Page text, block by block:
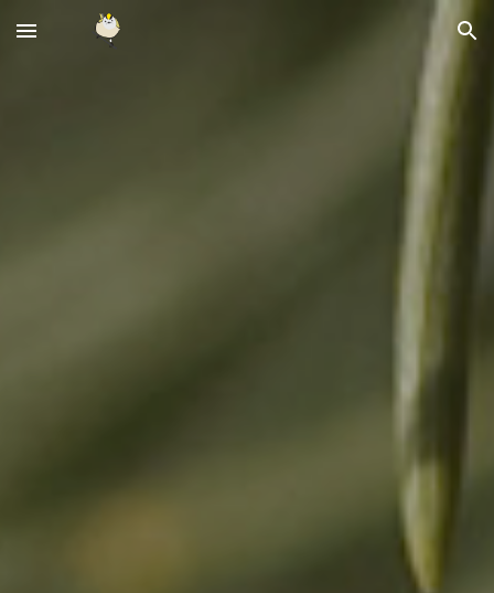
Skip to main content Skip to navigation